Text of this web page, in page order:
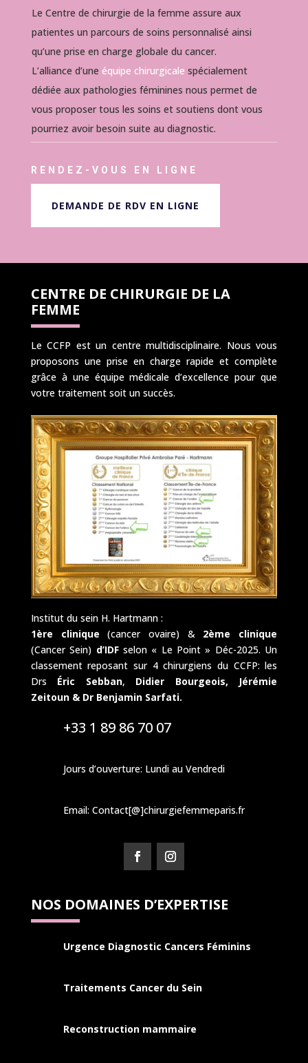
Le Centre de chirurgie de la femme assure aux
patientes un parcours de soins personnalisé ainsi
qu’une prise en charge globale du cancer.
L’alliance d’une équipe chirurgicale spécialement
dédiée aux pathologies féminines nous permet de
vous proposer tous les soins et soutiens dont vous
pourriez avoir besoin suite au diagnostic.
RENDEZ-VOUS EN LIGNE
DEMANDE DE RDV EN LIGNE
CENTRE DE CHIRURGIE DE LA
FEMME
Le CCFP est un centre multidisciplinaire. Nous vous
proposons une prise en charge rapide et complète
grâce à une équipe médicale d’excellence pour que
votre traitement soit un succès.
Institut du sein H. Hartmann :
1ère clinique(cancer ovaire) & 2ème clinique
(Cancer Sein) d’IDF selon « Le Point » Déc-2025. Un
classement reposant sur 4 chirurgiens du CCFP: les
Drs Éric Sebban, Didier Bourgeois,
Jérémie
Zeitoun & Dr Benjamin Sarfati.
+33 1 89 86 70 07
Jours d’ouverture: Lundi au Vendredi
Email: Contact[@]chirurgiefemmeparis.fr
NOS DOMAINES D’EXPERTISE
Urgence Diagnostic Cancers Féminins
Traitements Cancer du Sein
Reconstruction mammaire